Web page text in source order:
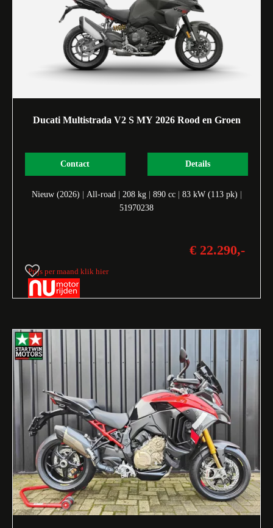
Ducati Multistrada V2 S MY 2026 Rood en Groen
Details
Contact
Nieuw (2026) | All-road | 208 kg| 890 cc| 83 kW (113 pk) |
51970238
€ 22.290,-
Prijs per maand klik hier